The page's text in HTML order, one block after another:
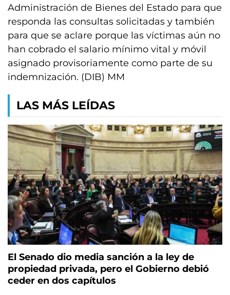
Administración de Bienes del Estado para que
responda las consultas solicitadas y también
para que se aclare porque las víctimas aún no
han cobrado el salario mínimo vital y móvil
asignado provisoriamente como parte de su
indemnización. (DIB) MM
LAS MÁS LEÍDAS
El Senado dio media sanción a la ley de
propiedad privada, pero el Gobierno debió
ceder en dos capítulos